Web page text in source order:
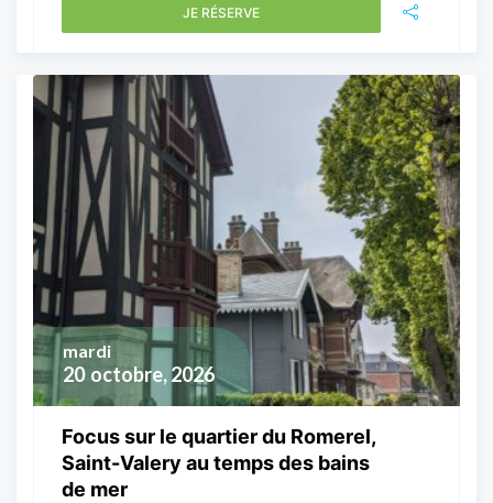
JE RÉSERVE
20 octobre, 2026
mardi
Focus sur le quartier du Romerel,
Saint-Valery au temps des bains
de mer